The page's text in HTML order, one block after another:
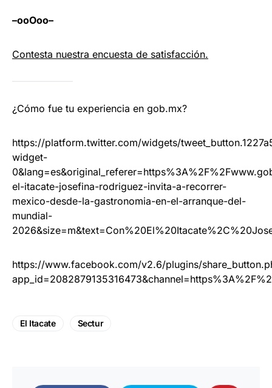
–ooOoo–
Contesta nuestra encuesta de satisfacción.
¿Cómo fue tu experiencia en gob.mx?
https://platform.twitter.com/widgets/
widget-
el-itacate-josefina-rodriguez-invita-a-recorrer-
mexico-desde-la-gastronomia-en-el-arranque-del-
mundial-
https://www.facebook.com/v2.6/plugins/
El Itacate Sectur